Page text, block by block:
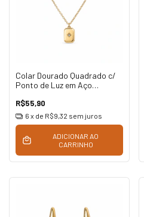
Colar Dourado Quadrado c/
Ponto de Luz em Aço
R$55,90
6 x de R$9,32 sem juros
ADICIONAR AO
CARRINHO